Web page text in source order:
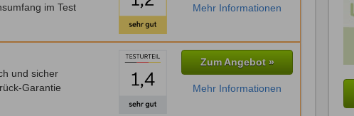
im Test
Mehr Informationen
und sicher
Garantie
Zum Angebot »
Mehr Informationen